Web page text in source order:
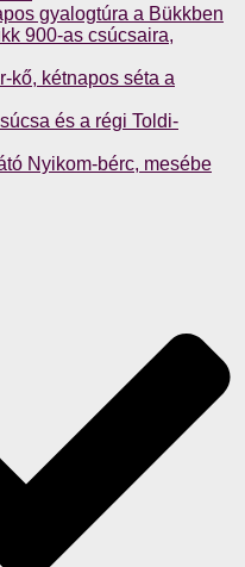
gyalogtúra a Bükkben
900-as csúcsaira,
kő, kétnapos séta a
és a régi Toldi-
Nyikom-bérc, mesébe